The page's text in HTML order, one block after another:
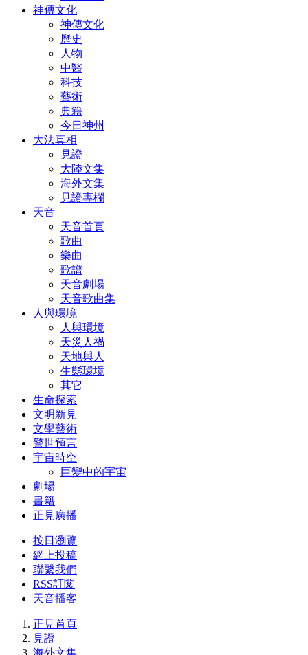
神傳文化
神傳文化
歷史
人物
中醫
科技
藝術
典籍
今日神州
大法真相
見證
大陸文集
海外文集
見證專欄
天音
天音首頁
歌曲
樂曲
歌譜
天音劇場
天音歌曲集
人與環境
人與環境
天災人禍
天地與人
生態環境
其它
生命探索
文明新見
文學藝術
警世預言
宇宙時空
巨變中的宇宙
劇場
書籍
正見廣播
按日瀏覽
網上投稿
聯繫我們
RSS訂閱
天音播客
正見首頁
見證
海外文集